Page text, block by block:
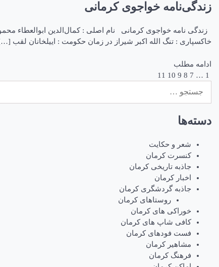
زندگی‌نامه خواجوی کرمانی
خاکسپاری : تنگ الله اکبر شیراز در زمان حکومت : اییلخانان لقب
ادامه مطلب
راهبری
نوشته‌ها
1
…
7
8
9
10
11
برای:
دسته‌ها
شعر و حکایت
کنسرت کرمان
جاذبه تاریخی کرمان
اخبار کرمان
جاذبه گردشگری کرمان
روستاهای کرمان
خوراکی های کرمان
کافی شاپ های کرمان
فست فودهای کرمان
مشاهیر کرمان
فرهنگ کرمان